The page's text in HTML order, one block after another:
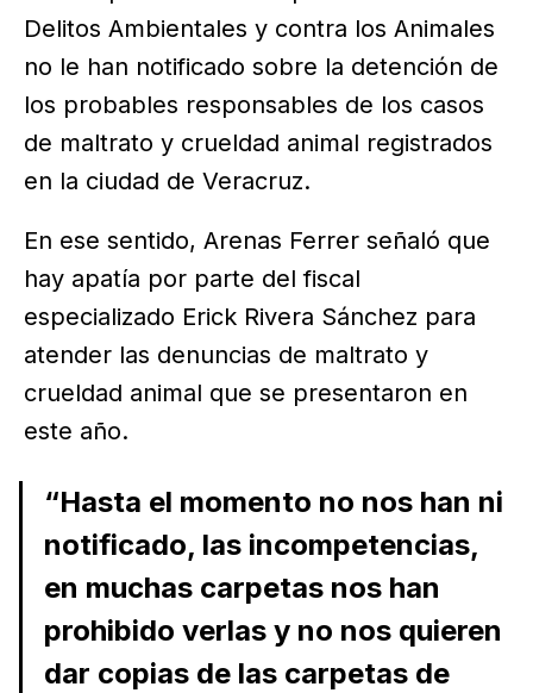
Delitos Ambientales y contra los Animales
no le han notificado sobre la detención de
los probables responsables de los casos
de maltrato y crueldad animal registrados
en la ciudad de Veracruz.
En ese sentido, Arenas Ferrer señaló que
hay apatía por parte del fiscal
especializado Erick Rivera Sánchez para
atender las denuncias de maltrato y
crueldad animal que se presentaron en
este año.
“Hasta el momento no nos han ni
notificado, las incompetencias,
en muchas carpetas nos han
prohibido verlas y no nos quieren
dar copias de las carpetas de